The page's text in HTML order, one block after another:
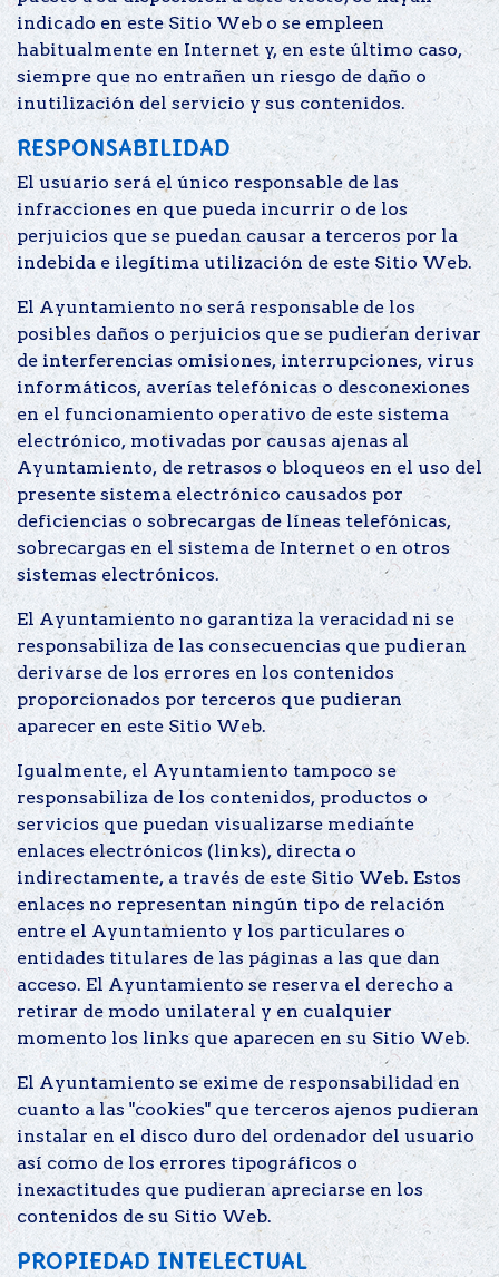
indicado en este Sitio Web o se empleen
habitualmente en Internet y, en este último caso,
siempre que no entrañen un riesgo de daño o
inutilización del servicio y sus contenidos.
RESPONSABILIDAD
El usuario será el único responsable de las
infracciones en que pueda incurrir o de los
perjuicios que se puedan causar a terceros por la
indebida e ilegítima utilización de este Sitio Web.
El Ayuntamiento no será responsable de los
posibles daños o perjuicios que se pudieran derivar
de interferencias omisiones, interrupciones, virus
informáticos, averías telefónicas o desconexiones
en el funcionamiento operativo de este sistema
electrónico, motivadas por causas ajenas al
Ayuntamiento, de retrasos o bloqueos en el uso del
presente sistema electrónico causados por
deficiencias o sobrecargas de líneas telefónicas,
sobrecargas en el sistema de Internet o en otros
sistemas electrónicos.
El Ayuntamiento no garantiza la veracidad ni se
responsabiliza de las consecuencias que pudieran
derivarse de los errores en los contenidos
proporcionados por terceros que pudieran
aparecer en este Sitio Web.
Igualmente, el Ayuntamiento tampoco se
responsabiliza de los contenidos, productos o
servicios que puedan visualizarse mediante
enlaces electrónicos (links), directa o
indirectamente, a través de este Sitio Web. Estos
enlaces no representan ningún tipo de relación
entre el Ayuntamiento y los particulares o
entidades titulares de las páginas a las que dan
acceso. El Ayuntamiento se reserva el derecho a
retirar de modo unilateral y en cualquier
momento los links que aparecen en su Sitio Web.
El Ayuntamiento se exime de responsabilidad en
cuanto a las "cookies" que terceros ajenos pudieran
instalar en el disco duro del ordenador del usuario
así como de los errores tipográficos o
inexactitudes que pudieran apreciarse en los
contenidos de su Sitio Web.
PROPIEDAD INTELECTUAL